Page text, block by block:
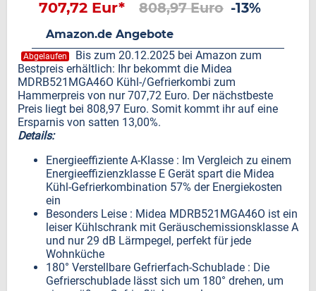
707,72 Eur* 808,97 Euro -13%
Amazon.de Angebote
Abgelaufen
Bis zum 20.12.2025 bei Amazon zum
Bestpreis erhältlich: Ihr bekommt die Midea
MDRB521MGA46O Kühl-/Gefrierkombi zum
Hammerpreis von nur 707,72 Euro. Der nächstbeste
Preis liegt bei 808,97 Euro. Somit kommt ihr auf eine
Ersparnis von satten 13,00%.
Details:
Energieeffiziente A-Klasse : Im Vergleich zu einem
Energieeffizienzklasse E Gerät spart die Midea
Kühl-Gefrierkombination 57% der Energiekosten
ein
Besonders Leise : Midea MDRB521MGA46O ist ein
leiser Kühlschrank mit Geräuschemissionsklasse A
und nur 29 dB Lärmpegel, perfekt für jede
Wohnküche
180° Verstellbare Gefrierfach-Schublade : Die
Gefrierschublade lässt sich um 180° drehen, um